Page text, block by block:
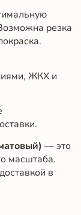
резка
ЖКХ и
— это
масштаба.
в